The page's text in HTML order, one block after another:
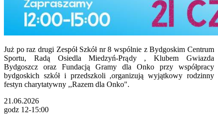
Już po raz drugi Zespół Szkół nr 8 wspólnie z Bydgoskim Centrum
Sportu, Radą Osiedla Miedzyń-Prądy , Klubem Gwiazda
Bydgoszcz oraz Fundacją Gramy dla Onko przy współpracy
bydgoskich szkół i przedszkoli ,organizują wyjątkowy rodzinny
festyn charytatywny ,,Razem dla Onko".
21.06.2026
godz 12-15:00